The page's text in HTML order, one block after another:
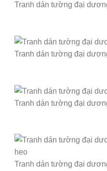
Tranh dán tường đại
Tranh dán tường đại
Tranh dán tường đại
Tranh dán tường đại